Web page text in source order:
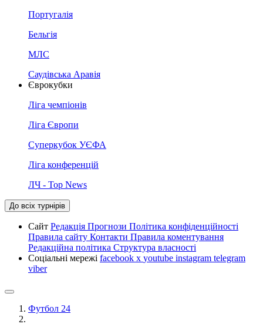
Португалія
Бельгія
МЛС
Саудівська Аравія
Єврокубки
Ліга чемпіонів
Ліга Європи
Суперкубок УЄФА
Ліга конференцій
ЛЧ - Top News
До всіх турнірів
Сайт Редакція Прогнози Політика конфіденційності
Правила сайту Контакти Правила коментування
Редакційна політика Структура власності
Соціальні мережі facebook x youtube instagram telegram
viber
Футбол 24